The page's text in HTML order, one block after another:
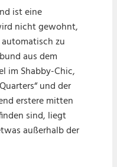
ist eine
nicht gewohnt,
zu
aus dem
im Shabby-Chic,
und der
erstere mitten
sind, liegt
außerhalb der